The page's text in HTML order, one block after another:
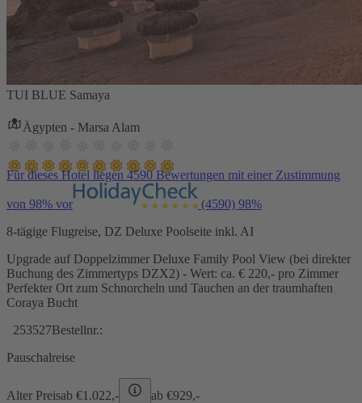
TUI BLUE Samaya
Ägypten - Marsa Alam
Für dieses Hotel liegen 4590 Bewertungen mit einer Zustimmung
von 98% vor (4590) 98%
8-tägige Flugreise, DZ Deluxe Poolseite inkl. AI
Upgrade auf Doppelzimmer Deluxe Family Pool View (bei direkter
Buchung des Zimmertyps DZX2) - Wert: ca. € 220,- pro Zimmer
Perfekter Ort zum Schnorcheln und Tauchen an der traumhaften
Coraya Bucht
253527Bestellnr.:
Pauschalreise
Alter Preisab €1.022,- ab €929,-